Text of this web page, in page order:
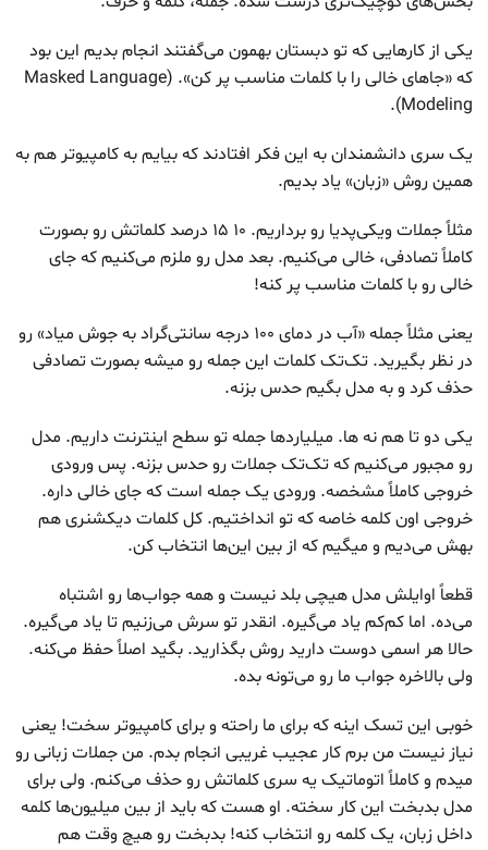
یکی از کارهایی که تو دبستان بهمون می‌گفتند انجام بدیم این بود
که «جاهای خالی را با کلمات مناسب پر کن». (Masked Language
Modeling).
یک سری دانشمندان به این فکر افتادند که بیایم به کامپیوتر هم به
همین روش «زبان» یاد بدیم.
مثلاً جملات ویکی‌پدیا رو برداریم. ۱۰ ۱۵ درصد کلماتش رو بصورت
کاملاً تصادفی، خالی می‌کنیم. بعد مدل رو ملزم می‌کنیم که جای
خالی رو با کلمات مناسب پر کنه!
یعنی مثلاً جمله «آب در دمای ۱۰۰ درجه سانتی‌گراد به جوش میاد» رو
در نظر بگیرید. تک‌تک کلمات این جمله رو میشه بصورت تصادفی
حذف کرد و به مدل بگیم حدس بزنه.
یکی دو تا هم نه ها. میلیاردها جمله تو سطح اینترنت داریم. مدل
رو مجبور می‌کنیم که تک‌تک جملات رو حدس بزنه. پس ورودی
خروجی کاملاً مشخصه. ورودی یک جمله‌ است که جای خالی داره.
خروجی اون کلمه خاصه که تو انداختیم. کل کلمات دیکشنری هم
بهش می‌دیم و میگیم که از بین این‌ها انتخاب کن.
قطعاً اوایلش مدل هیچی بلد نیست و همه جواب‌ها رو اشتباه
می‌ده. اما کم‌کم یاد می‌گیره. انقدر تو سرش می‌زنیم تا یاد می‌گیره.
حالا هر اسمی دوست دارید روش بگذارید. بگید اصلاً حفظ می‌کنه.
ولی بالاخره جواب ما رو می‌تونه بده.
خوبی این تسک اینه که برای ما راحته و برای کامپیوتر سخت! یعنی
نیاز نیست من برم کار عجیب غریبی انجام بدم. من جملات زبانی رو
میدم و کاملاً اتوماتیک یه سری کلماتش رو حذف می‌کنم. ولی برای
مدل بدبخت این کار سخته. او هست که باید از بین میلیون‌ها کلمه
داخل زبان، یک کلمه رو انتخاب کنه! بدبخت رو هیچ وقت هم